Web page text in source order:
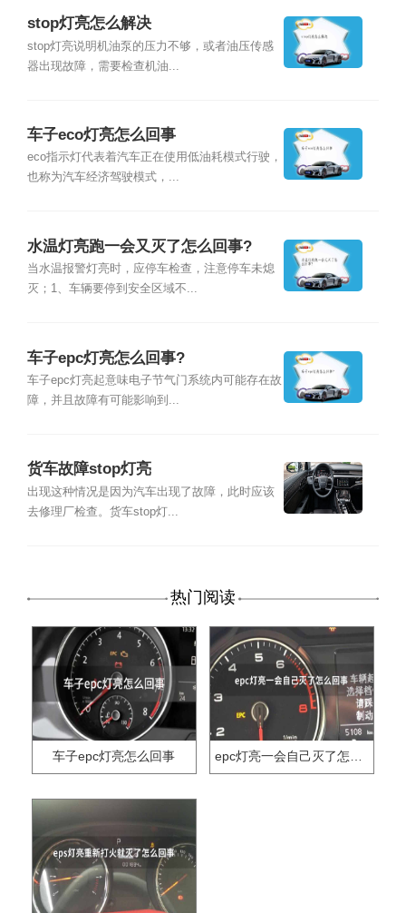
stop灯亮怎么解决
stop灯亮说明机油泵的压力不够，或者油压传感
器出现故障，需要检查机油...
车子eco灯亮怎么回事
eco指示灯代表着汽车正在使用低油耗模式行驶，
也称为汽车经济驾驶模式，...
水温灯亮跑一会又灭了怎么回事?
当水温报警灯亮时，应停车检查，注意停车未熄
灭；1、车辆要停到安全区域不...
车子epc灯亮怎么回事?
车子epc灯亮起意味电子节气门系统内可能存在故
障，并且故障有可能影响到...
货车故障stop灯亮
出现这种情况是因为汽车出现了故障，此时应该
去修理厂检查。货车stop灯...
热门阅读
车子epc灯亮怎么回事